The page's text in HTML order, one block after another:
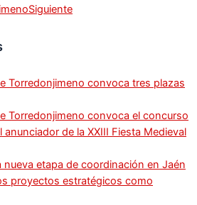
Siguiente
Torredonjimeno convoca tres plazas
Torredonjimeno convoca el concurso
anunciador de la XXIII Fiesta Medieval
nueva etapa de coordinación en Jaén
proyectos estratégicos como